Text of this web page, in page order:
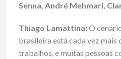
Senna, André Mehmari,
Thiago Lamattina:O
brasileira está cada vez mais
trabalhos, e muitas pessoas